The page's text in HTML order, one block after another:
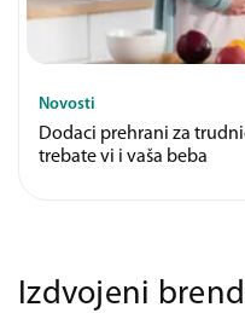
Novosti
Dodaci prehrani za
trebate vi i vaša beba
Izdvojeni